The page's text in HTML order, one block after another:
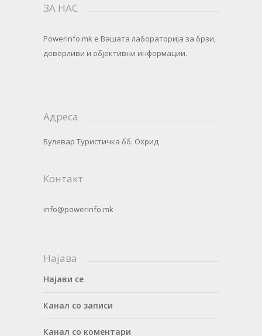
ЗА НАС
Powerinfo.mk e Вашата лабораторија за брзи,
доверливи и објективни информации.
Адреса
Булевар Туристичка бб. Охрид
Контакт
info@powerinfo.mk
Најава
Најави се
Канал со записи
Канал со коментари